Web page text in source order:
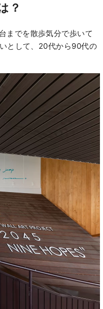
？
までを散歩気分で歩いて
として、20代から90代の